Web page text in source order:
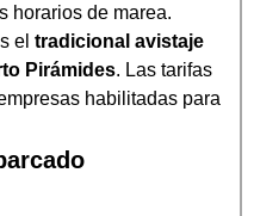
horarios de marea.
el tradicional avistaje
Pirámides. Las tarifas
habilitadas para